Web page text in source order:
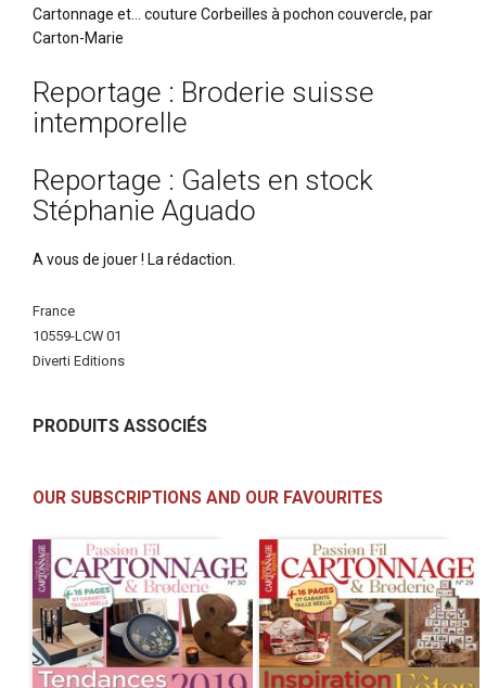
Cartonnage et… couture Corbeilles à pochon couvercle, par
Carton-Marie
Reportage : Broderie suisse
intemporelle
Reportage : Galets en stock
Stéphanie Aguado
A vous de jouer ! La rédaction.
More
Information
France
10559-LCW 01
Diverti Editions
PRODUITS ASSOCIÉS
OUR SUBSCRIPTIONS AND OUR FAVOURITES